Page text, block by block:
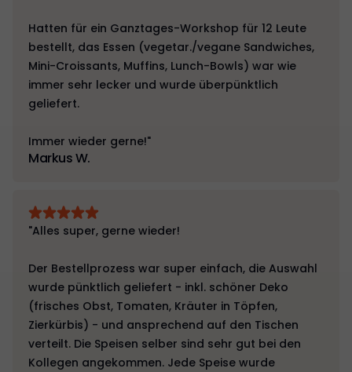
Hatten für ein Ganztages-Workshop für 12 Leute
bestellt, das Essen (vegetar./vegane Sandwiches,
Mini-Croissants, Muffins, Lunch-Bowls) war wie
immer sehr lecker und wurde überpünktlich
geliefert.
Immer wieder gerne!"
Markus W.
"Alles super, gerne wieder!
Der Bestellprozess war super einfach, die Auswahl
wurde pünktlich geliefert - inkl. schöner Deko
(frisches Obst, Tomaten, Kräuter in Töpfen,
Zierkürbis) - und ansprechend auf den Tischen
verteilt. Die Speisen selber sind sehr gut bei den
Kollegen angekommen. Jede Speise wurde